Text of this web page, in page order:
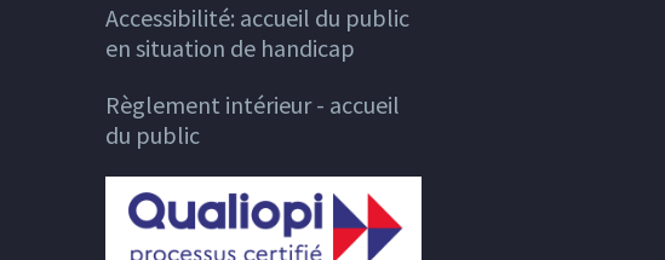
Accessibilité: accueil du public
en situation de handicap
Règlement intérieur - accueil
du public